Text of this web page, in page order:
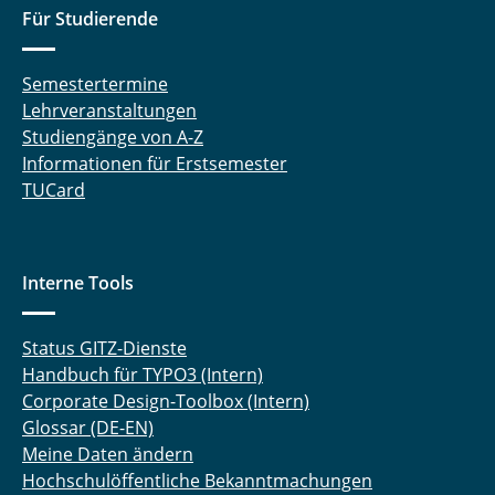
Für Studierende
Semestertermine
Lehrveranstaltungen
Studiengänge von A-Z
Informationen für Erstsemester
TUCard
Interne Tools
Status GITZ-Dienste
Handbuch für TYPO3 (Intern)
Corporate Design-Toolbox (Intern)
Glossar (DE-EN)
Meine Daten ändern
Hochschulöffentliche Bekanntmachungen